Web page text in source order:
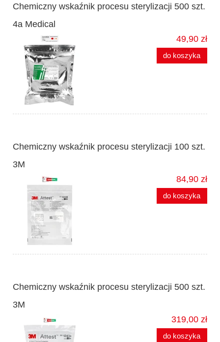
Chemiczny wskaźnik procesu sterylizacji 500 szt.
4a Medical
49,90 zł
do koszyka
Chemiczny wskaźnik procesu sterylizacji 100 szt.
3M
84,90 zł
do koszyka
Chemiczny wskaźnik procesu sterylizacji 500 szt.
3M
319,00 zł
do koszyka